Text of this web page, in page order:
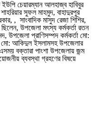
চেয়ারম্যান আলহাজ্ব হাবিবুর
সুফল মাহমুদ, বাহাদুরপুর
, সাংবাদিক মাসুদ রেজা শিশির,
উপজেলা মৎস্য কর্মকর্তা রতন
উপজেলা প্রাণিসম্পদ কর্মকর্তা মো:
মো: আকিদুল ইসলামসহ উপজেলার
বক্তারা পাংশা উপজেলায় জন্ম
ব্যবস্থা গ্রহণের বিষয়ে